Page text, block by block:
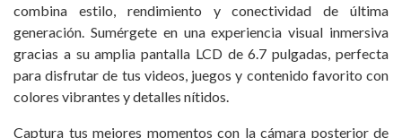
combina estilo, rendimiento y conectividad de última
generación. Sumérgete en una experiencia visual inmersiva
gracias a su amplia pantalla LCD de 6.7 pulgadas, perfecta
para disfrutar de tus videos, juegos y contenido favorito con
colores vibrantes y detalles nítidos.
Captura tus mejores momentos con la cámara posterior de